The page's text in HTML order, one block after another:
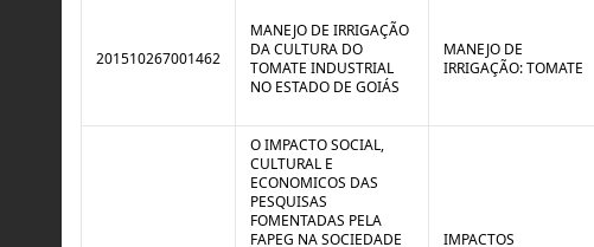
201510267001462
MANEJO DE IRRIGAÇÃO
DA CULTURA DO
TOMATE INDUSTRIAL
NO ESTADO DE GOIÁS
MANEJO DE
IRRIGAÇÃO: TOMATE
O IMPACTO SOCIAL,
CULTURAL E
ECONOMICOS DAS
PESQUISAS
FOMENTADAS PELA
FAPEG NA SOCIEDADE
IMPACTOS